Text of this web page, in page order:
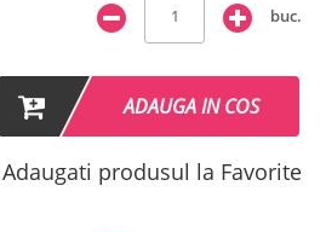
buc.
ADAUGA IN COS
Adaugati produsul la Favorite